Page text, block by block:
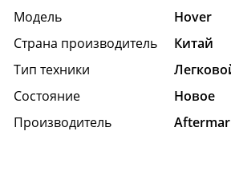
Модель
Hover
Страна производитель
Китай
Тип техники
Состояние
Hовое
Производитель